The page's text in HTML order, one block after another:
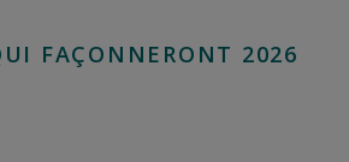
FAÇONNERONT 2026